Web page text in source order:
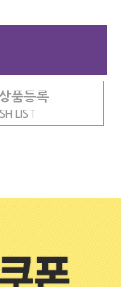
품등록
LIST